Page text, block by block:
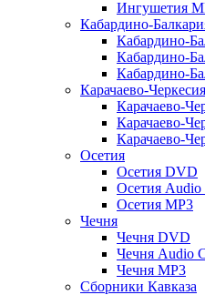
Ингушетия
Кабардино-
Кабардино-
Кабардино-
Кабардино-
Карачаево-Черкесия
Карачаево-
Карачаево-
Карачаево-
Осетия
Осетия DVD
Осетия Audio
Осетия MP3
Чечня
Чечня DVD
Чечня Audio
Чечня MP3
Сборники Кавказа